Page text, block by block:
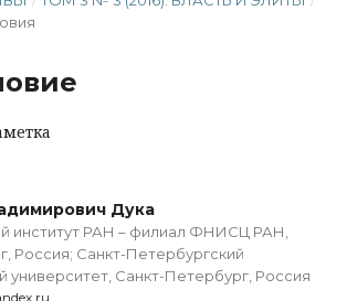
Дука
институт РАН – филиал ФНИСЦ РАН,
Россия; Санкт-Петербургский
университет, Санкт-Петербург, Россия